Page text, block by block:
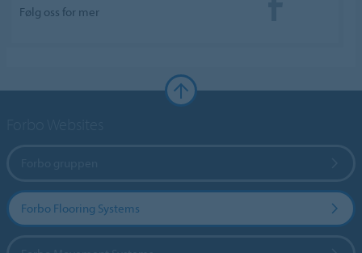
Følg oss for mer
Forbo Flooring Systems